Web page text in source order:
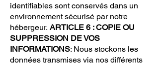
identifiables sont conservés dans un
environnement sécurisé par notre
hébergeur. ARTICLE 6 : COPIE OU
SUPPRESSION DE VOS
INFORMATIONS: Nous stockons les
données transmises via nos différents